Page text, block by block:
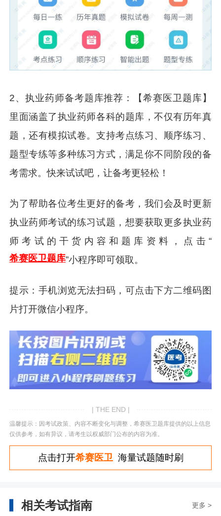
2、执业药师备考题库推荐：【希赛医卫题库】
里面涵盖了执业药师各科的题库，不仅有历年真
题，还有模拟试卷。支持考点练习、顺序练习、
题型专练等多种练习方式，满足你不同阶段的备
考需求。快来试试吧，让备考更轻松！
为了帮助各位考生更好的备考，我们会及时更新
执业药师考试的练习试题，想要获取更多执业药
师考试的干货内容和题库资料，点击“
希赛医卫题库”小程序即可领取。
提示：手机浏览无法扫码，可点击下方二维码图
片打开微信小程序。
| THE END |
温馨提示：因考试政策、内容不断变化与调整，希赛医卫题库提供的以上信息
仅供参考，如有异议，请考生以权威部门公布的内容为准。
点击打开希赛医卫海量试题随时刷
相关考试指南 更多 >